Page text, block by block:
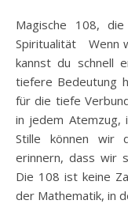
Magische 108, die heilige Zahl in Yoga, Meditation &
Spiritualität Wenn
kannst du schnell
tiefere Bedeutung
für die tiefe
in jedem Atemzug,
Stille können wir
erinnern, dass wir
Die 108 ist keine
der Mathematik, in